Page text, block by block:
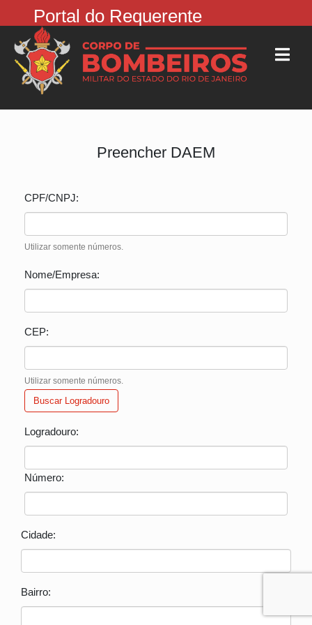
Portal do Requerente
Preencher DAEM
CPF/CNPJ:
Utilizar somente números.
Nome/Empresa:
CEP:
Utilizar somente números.
Buscar Logradouro
Logradouro:
Número:
Cidade:
Bairro: